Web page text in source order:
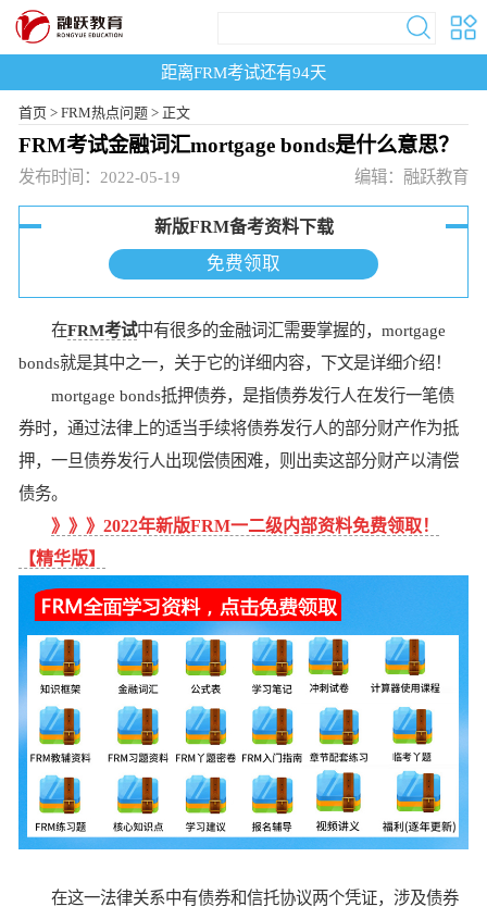
距离FRM考试还有94天
首页> FRM热点问题 > 正文
FRM考试金融词汇mortgage bonds是什么意思？
发布时间：2022-05-19 编辑：融跃教育
新版FRM备考资料下载
免费领取
在FRM考试中有很多的金融词汇需要掌握的，mortgage
bonds就是其中之一，关于它的详细内容，下文是详细介绍！
mortgage bonds抵押债券，是指债券发行人在发行一笔债
券时，通过法律上的适当手续将债券发行人的部分财产作为抵
押，一旦债券发行人出现偿债困难，则出卖这部分财产以清偿
债务。
》》》2022年新版FRM一二级内部资料免费领取！
【精华版】
在这一法律关系中有债券和信托协议两个凭证，涉及债券